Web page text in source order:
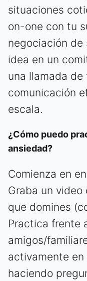
situaciones
on-one con tu
negociación de
idea en un
una llamada de
comunicación
escala.
¿Cómo puedo
ansiedad?
Comienza en
Graba un
que domines
Practica frente
amigos/
activamente en
haciendo